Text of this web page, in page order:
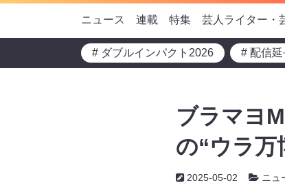
ニュース 連載 特集 芸人ライター・
# ダブルインパクト2026 # 配信
ブラマヨ
の“ウラ
2025-05-02 ニュ